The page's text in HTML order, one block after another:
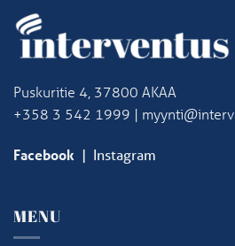
Puskuritie 4, 37800 AKAA
+358 3 542 1999 |
Facebook | Instagram
MENU